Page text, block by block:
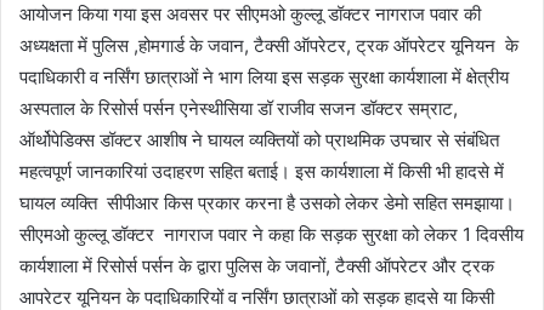
आयोजन किया गया इस अवसर पर सीएमओ कुल्लू डॉक्टर नागराज पवार की
अध्यक्षता में पुलिस ,होमगार्ड के जवान, टैक्सी ऑपरेटर, ट्रक ऑपरेटर यूनियन के
पदाधिकारी व नर्सिंग छात्राओं ने भाग लिया इस सड़क सुरक्षा कार्यशाला में क्षेत्रीय
अस्पताल के रिसोर्स पर्सन एनेस्थीसिया डॉ राजीव सजन डॉक्टर सम्राट,
ऑर्थोपेडिक्स डॉक्टर आशीष ने घायल व्यक्तियों को प्राथमिक उपचार से संबंधित
महत्वपूर्ण जानकारियां उदाहरण सहित बताई। इस कार्यशाला में किसी भी हादसे में
घायल व्यक्ति सीपीआर किस प्रकार करना है उसको लेकर डेमो सहित समझाया।
सीएमओ कुल्लू डॉक्टर नागराज पवार ने कहा कि सड़क सुरक्षा को लेकर 1 दिवसीय
कार्यशाला में रिसोर्स पर्सन के द्वारा पुलिस के जवानों, टैक्सी ऑपरेटर और ट्रक
आपरेटर यूनियन के पदाधिकारियों व नर्सिंग छात्राओं को सड़क हादसे या किसी